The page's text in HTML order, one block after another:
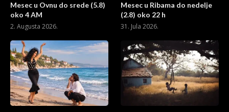
Mesec u Ovnu do srede (5.8)
oko 4 AM
2. Augusta 2026.
Mesec u Ribama do nedelje
(2.8) oko 22 h
31. Jula 2026.